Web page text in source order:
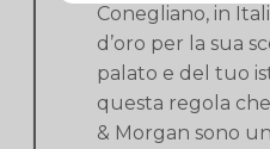
Conegliano, in
d’oro per la sua
palato e del tuo
questa regola
& Morgan sono